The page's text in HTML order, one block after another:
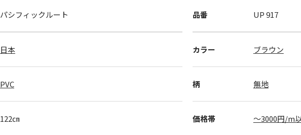
パシフィックルート 品番 UP 917
日本 カラー ブラウン
PVC 柄 無地
122㎝ 価格帯 ～3000円/m